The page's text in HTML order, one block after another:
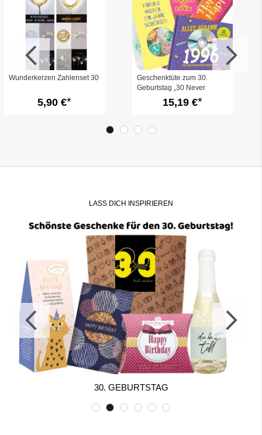
Wunderkerzen Zahlenset 30
5,90 €
Geschenktüte zum 30.
Geburtstag „30 Never
looked so good“ (Set 6)
15,19 €
LASS DICH INSPIRIEREN
30. GEBURTSTAG